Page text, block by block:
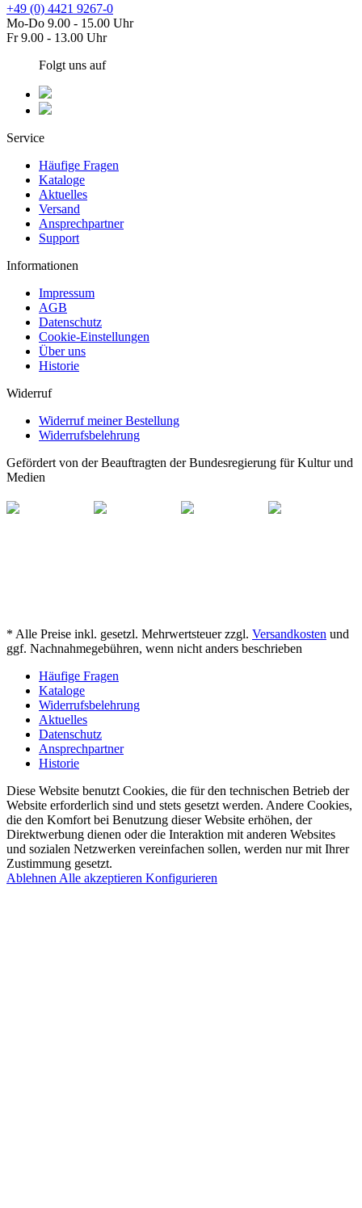
+49 (0) 4421 9267-0
Mo-Do 9.00 - 15.00 Uhr
Fr 9.00 - 13.00 Uhr
Folgt uns auf
Service
Häufige Fragen
Kataloge
Aktuelles
Versand
Ansprechpartner
Support
Informationen
Impressum
AGB
Datenschutz
Cookie-Einstellungen
Über uns
Historie
Widerruf
Widerruf meiner Bestellung
Widerrufsbelehrung
Gefördert von der Beauftragten der Bundesregierung für Kultur und
Medien
* Alle Preise inkl. gesetzl. Mehrwertsteuer zzgl. Versandkosten und
ggf. Nachnahmegebühren, wenn nicht anders beschrieben
Häufige Fragen
Kataloge
Widerrufsbelehrung
Aktuelles
Datenschutz
Ansprechpartner
Historie
Diese Website benutzt Cookies, die für den technischen Betrieb der
Website erforderlich sind und stets gesetzt werden. Andere Cookies,
die den Komfort bei Benutzung dieser Website erhöhen, der
Direktwerbung dienen oder die Interaktion mit anderen Websites
und sozialen Netzwerken vereinfachen sollen, werden nur mit Ihrer
Zustimmung gesetzt.
Ablehnen Alle akzeptieren Konfigurieren